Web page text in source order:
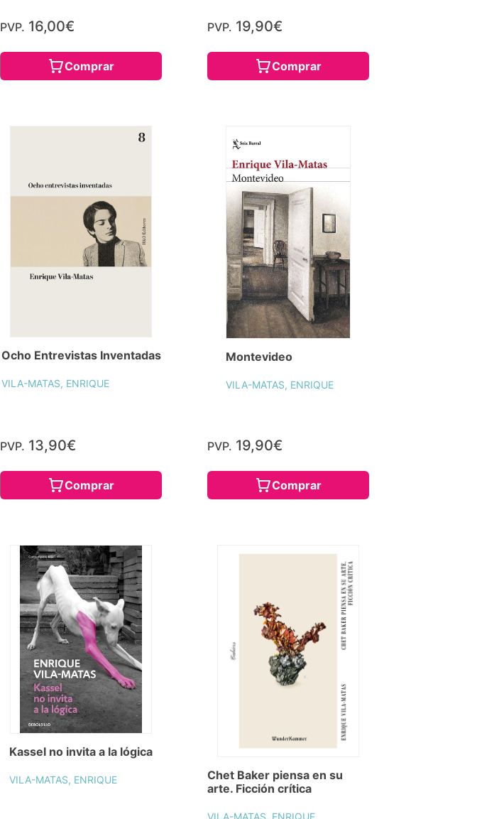
PVP. 16,00€
Comprar
PVP. 19,90€
Comprar
Ocho Entrevistas Inventadas
VILA-MATAS, ENRIQUE
PVP. 13,90€
Comprar
Montevideo
VILA-MATAS, ENRIQUE
PVP. 19,90€
Comprar
Kassel no invita a la lógica
VILA-MATAS, ENRIQUE
Chet Baker piensa en su
arte. Ficción crítica
VILA-MATAS, ENRIQUE